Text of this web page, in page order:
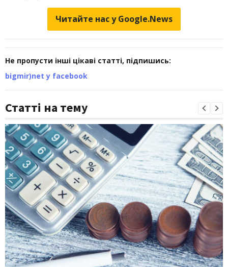
Читайте нас у Google.News
Не пропусти інші цікаві статті, підпишись:
bigmir)net у facebook
Статті на тему